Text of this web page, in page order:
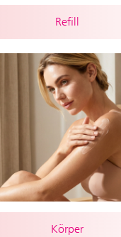
Refill
Körper